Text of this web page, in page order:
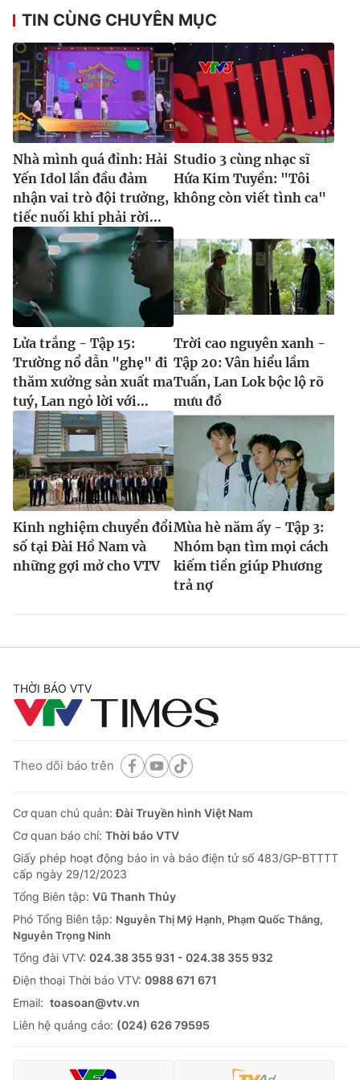
TIN CÙNG CHUYÊN MỤC
Nhà mình quá đỉnh: Hải
Yến Idol lần đầu đảm
nhận vai trò đội trưởng,
tiếc nuối khi phải rời...
Studio 3 cùng nhạc sĩ
Hứa Kim Tuyền: "Tôi
không còn viết tình ca"
Lửa trắng - Tập 15:
Trường nổ dẫn "ghẹ" đi
thăm xưởng sản xuất ma
tuý, Lan ngỏ lời với...
Trời cao nguyên xanh -
Tập 20: Vân hiểu lầm
Tuấn, Lan Lok bộc lộ rõ
mưu đồ
Kinh nghiệm chuyển đổi
số tại Đài Hồ Nam và
những gợi mở cho VTV
Mùa hè năm ấy - Tập 3:
Nhóm bạn tìm mọi cách
kiếm tiền giúp Phương
trả nợ
THỜI BÁO VTV
Theo dõi báo trên
Cơ quan chủ quản:Đài Truyền hình Việt Nam
Cơ quan báo chí: Thời báo VTV
Giấy phép hoạt động báo in và báo điện tử số 483/GP-BTTTT
cấp ngày 29/12/2023
Tổng Biên tập: Vũ Thanh Thủy
Phó Tổng Biên tập: Nguyễn Thị Mỹ Hạnh, Phạm Quốc Thắng,
Nguyễn Trọng Ninh
Tổng đài VTV: 024.38 355 931 - 024.38 355 932
Ðiện thoại Thời báo VTV: 0988 671 671
Email: toasoan@vtv.vn
Liên hệ quảng cáo: (024) 626 79595